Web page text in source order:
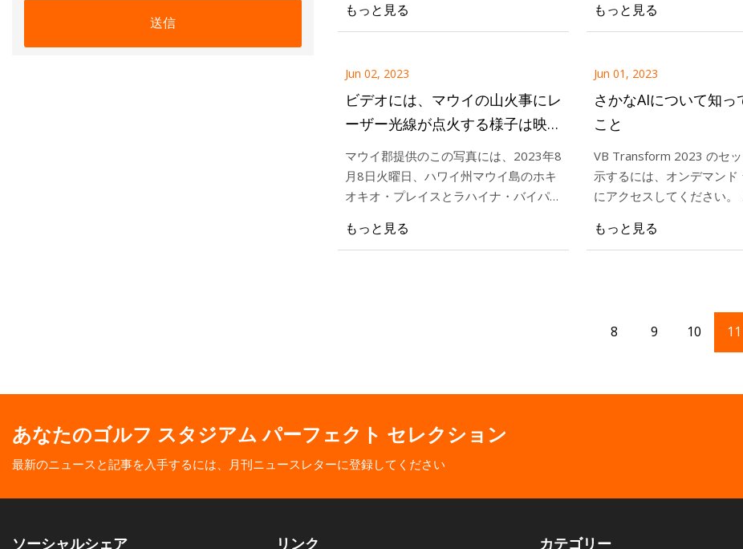
送信
た。 ティム・ウッドの写真
もっと見る
ダ州ビッグベンド地域近く
もっと見る
Jun 02, 2023
ビデオには、マウイの山火事にレ
ーザー光線が点火する様子は映っ
ていない。 チリで変圧器の爆発
だ
マウイ郡提供のこの写真には、2023年8
月8日火曜日、ハワイ州マウイ島のホキ
オキオ・プレイスとラハイナ・バイパス
火と煙が写っています。
もっと見る
Jun 01, 2023
さかなAIについて知っ
こと
VB Transform 2023 のセ
示するには、オンデマンド
にアクセスしてください。
AI) の状況は、最近急速に
もっと見る
8 9 10 11
あなたのゴルフ スタジアム パーフェクト セレクション
最新のニュースと記事を入手するには、月刊ニュースレターに登録してください
ソーシャルシェア リンク カテゴリー